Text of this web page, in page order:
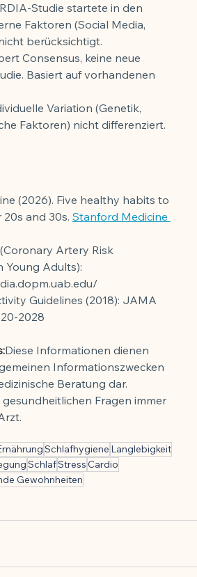
Studie startete in den
Faktoren (Social Media,
berücksichtigt.
Consensus, keine neue
Basiert auf vorhandenen
Variation (Genetik,
Faktoren) nicht differenziert.
(2026). Five healthy habits to
and 30s. Stanford Medicine
Artery Risk
Young Adults):
Guidelines (2018): JAMA
2028
Diese Informationen dienen
Informationszwecken
Beratung dar.
Fragen immer
Schlafhygiene Langlebigkeit
SchlafStressCardio
Gewohnheiten